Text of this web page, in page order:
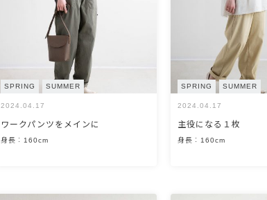
SPRING SUMMER
2024.04.17
ワークパンツをメインに
身長：160cm
SPRING SUMMER
2024.04.17
主役になる１枚
身長：160cm